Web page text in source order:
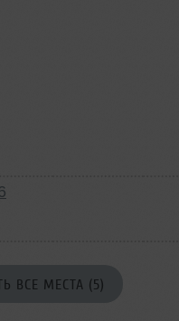
ВСЕ МЕСТА (5)